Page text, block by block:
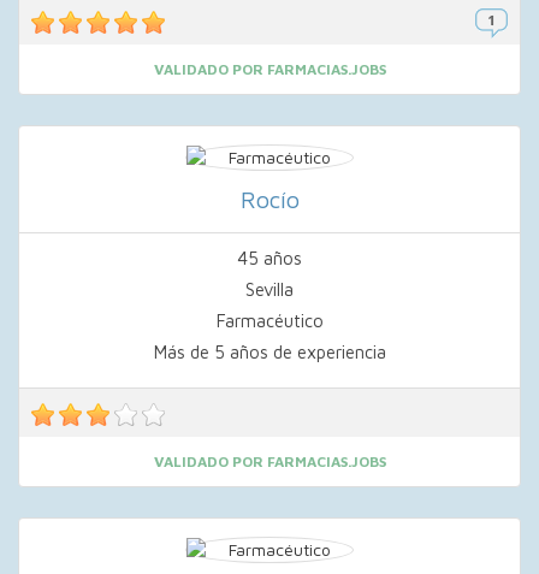
VALIDADO POR FARMACIAS.JOBS
Rocío
45 años
Sevilla
Farmacéutico
Más de 5 años de experiencia
VALIDADO POR FARMACIAS.JOBS